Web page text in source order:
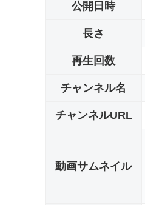
公開日時
長さ
再生回数
チャンネル名
チャンネルURL
動画サムネイル